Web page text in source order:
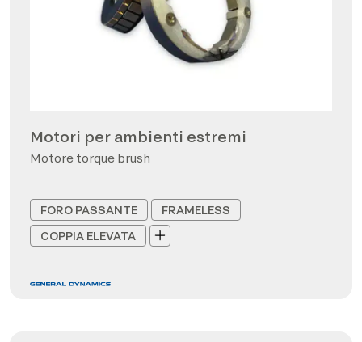
Motori per ambienti estremi
Motore torque brush
FORO PASSANTE
FRAMELESS
COPPIA ELEVATA